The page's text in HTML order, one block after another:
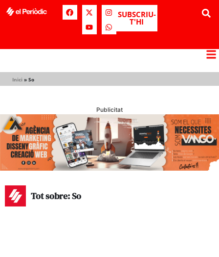
SUBSCRIU-
T'HI
Inici » So
Publicitat
Tot sobre: So